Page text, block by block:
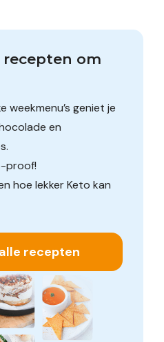
recepten om
weekmenu’s geniet je
en
proof!
hoe lekker Keto kan
recepten